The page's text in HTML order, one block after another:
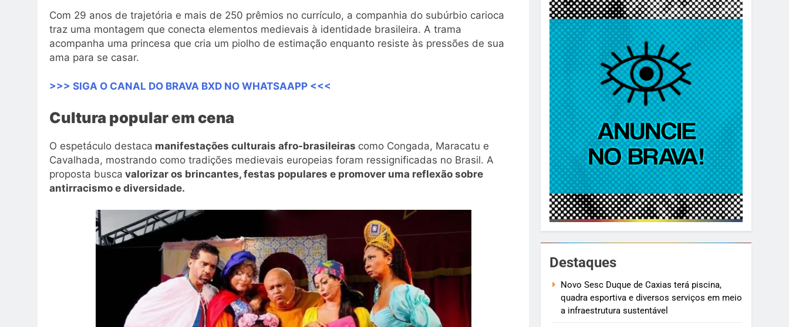
Com 29 anos de trajetória e mais de 250 prêmios no currículo, a companhia do subúrbio carioca
traz uma montagem que conecta elementos medievais à identidade brasileira. A trama
acompanha uma princesa que cria um piolho de estimação enquanto resiste às pressões de sua
ama para se casar.
>>> SIGA O CANAL DO BRAVA BXD NO WHATSAAPP <<<
Cultura popular em cena
O espetáculo destaca manifestações culturais afro-brasileiras como Congada, Maracatu e
Cavalhada, mostrando como tradições medievais europeias foram ressignificadas no Brasil. A
proposta busca valorizar os brincantes, festas populares e promover uma reflexão sobre
antirracismo e diversidade.
Destaques
Novo Sesc Duque de Caxias terá piscina,
quadra esportiva e diversos serviços em meio
a infraestrutura sustentável